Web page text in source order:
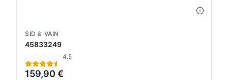
SID & VAIN
45833249
4.5
159,90 €